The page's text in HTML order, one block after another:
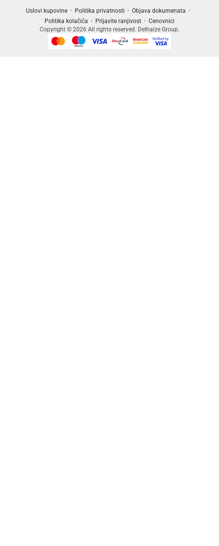
Uslovi kupovine Politika privatnosti
Objava dokumenata
Politika kolačića
Prijavite ranjivost
Cenovnici
Copyright © 2026 All rights reserved. Delhaize Group.